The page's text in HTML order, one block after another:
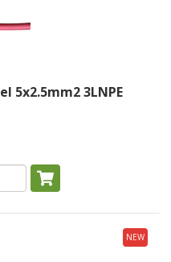
5x2.5mm2 3LNPE
NEW